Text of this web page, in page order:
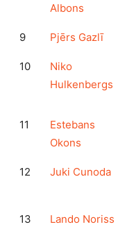
Albons
9 Pjērs Gazlī
10
Niko
Hulkenbergs
11
Estebans
Okons
12 Juki Cunoda
13 Lando Noriss